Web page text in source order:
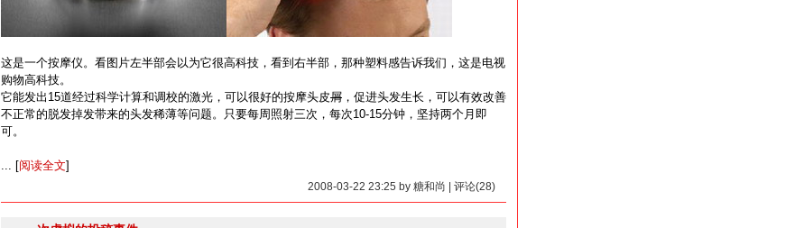
这是一个按摩仪。看图片左半部会以为它很高科技，看到右半部，那种塑料感告诉我们，这是电视
购物高科技。
它能发出15道经过科学计算和调校的激光，可以很好的按摩头皮屑 ，促进头发生长，可以有效改善
不正常的脱发掉发带来的头发稀薄等问题。只要每周照射三次，每次10-15分钟，坚持两个月即
可。
... [阅读全文]
2008-03-22 23:25 by 糖和尚 | 评论(28)